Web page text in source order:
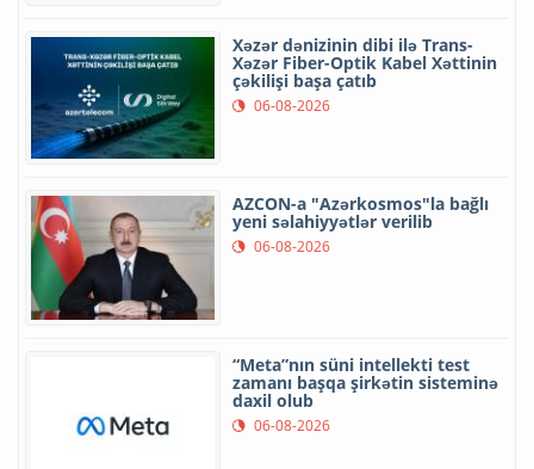
Xəzər dənizinin dibi ilə Trans-
Xəzər Fiber-Optik Kabel Xəttinin
çəkilişi başa çatıb
06-08-2026
AZCON-a "Azərkosmos"la bağlı
yeni səlahiyyətlər verilib
06-08-2026
“Meta”nın süni intellekti test
zamanı başqa şirkətin sisteminə
daxil olub
06-08-2026